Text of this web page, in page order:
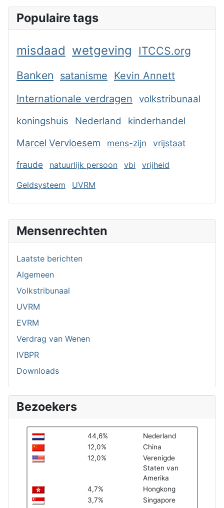
Mensenrechten
Laatste berichten
Algemeen
Volkstribunaal
UVRM
EVRM
Verdrag van Wenen
IVBPR
Downloads
Bezoekers
44,6%
Nederland
12,0%
China
12,0%
Verenigde
Staten van
Amerika
4,7%
Hongkong
3,7%
Singapore
Populaire tags
misdaad wetgeving
ITCCS.org
Banken
satanisme
Kevin Annett
Internationale verdragen
volkstribunaal
koningshuis
Nederland
kinderhandel
Marcel Vervloesem
mens-zijn vrijstaat
fraude natuurlijk persoon vbi
vrijheid
Geldsysteem
UVRM